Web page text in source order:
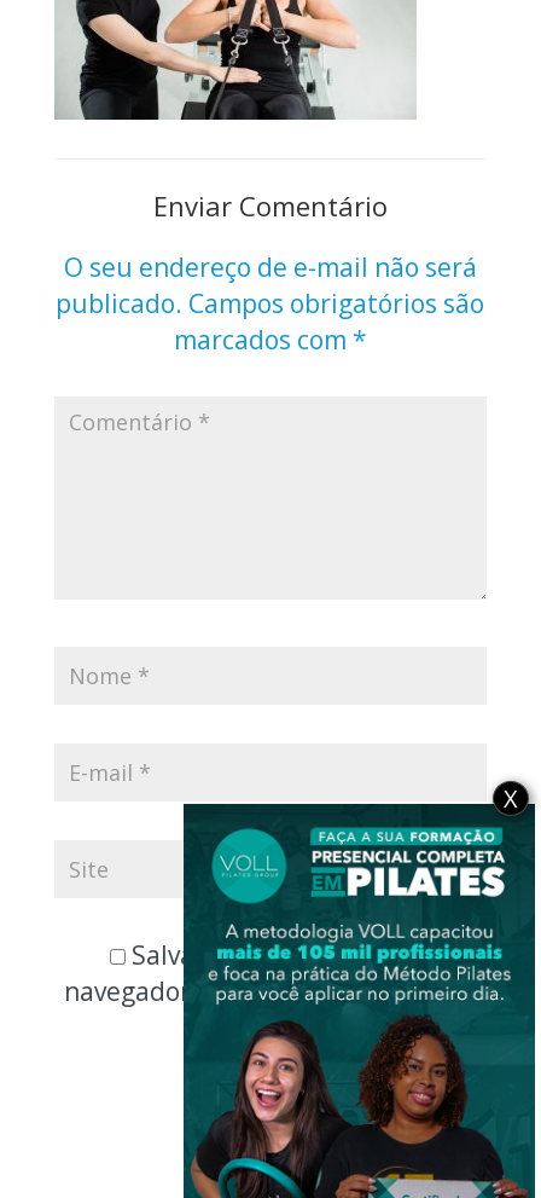
Enviar Comentário
O seu endereço de e-mail não será
publicado. Campos obrigatórios são
marcados com *
Salvar meus dados neste
navegador para a próxima vez que
eu comentar.
X